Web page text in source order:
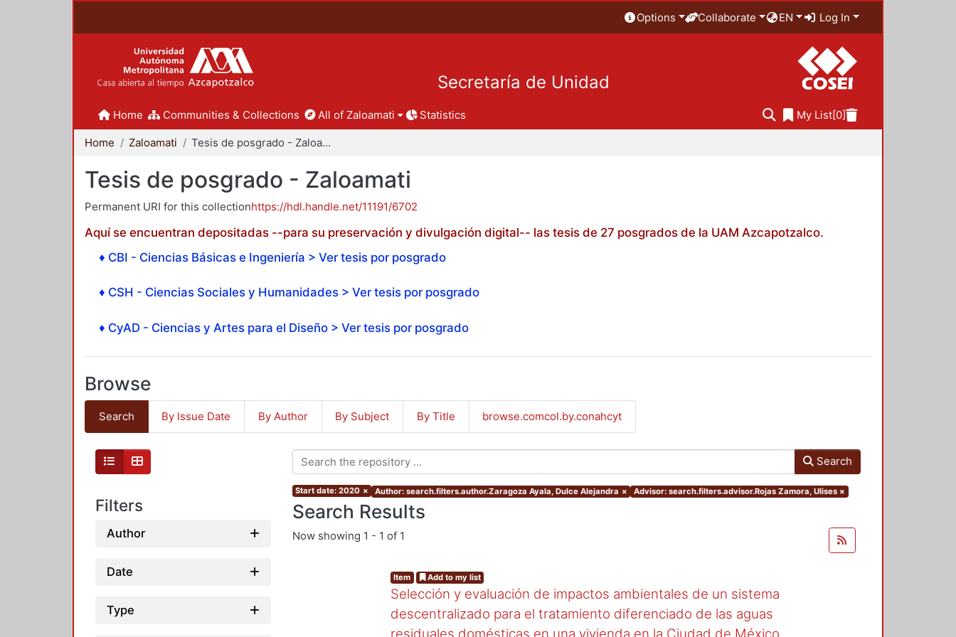
Options Collaborate EN Log In
Secretaría de Unidad
Home Communities & Collections All of Zaloamati Statistics My List[0]
Home Zaloamati Tesis de posgrado - Zaloamati
Tesis de posgrado - Zaloamati
Permanent URI for this collectionhttps://hdl.handle.net/11191/6702
Aquí se encuentran depositadas --para su preservación y divulgación digital-- las tesis de 27 posgrados de la UAM Azcapotzalco.
♦ CBI - Ciencias Básicas e Ingeniería > Ver tesis por posgrado
♦ CSH - Ciencias Sociales y Humanidades > Ver tesis por posgrado
♦ CyAD - Ciencias y Artes para el Diseño > Ver tesis por posgrado
Browse
Search By Issue Date By Author By Subject By Title browse.comcol.by.conahcyt
Filters
Author
Date
Type
Search
Start date: 2020 × Author: search.filters.author.Zaragoza Ayala, Dulce Alejandra × Advisor: search.filters.advisor.Rojas Zamora, Ulises ×
Search Results
Now showing 1 - 1 of 1
Item Add to my list
Selección y evaluación de impactos ambientales de un sistema
descentralizado para el tratamiento diferenciado de las aguas